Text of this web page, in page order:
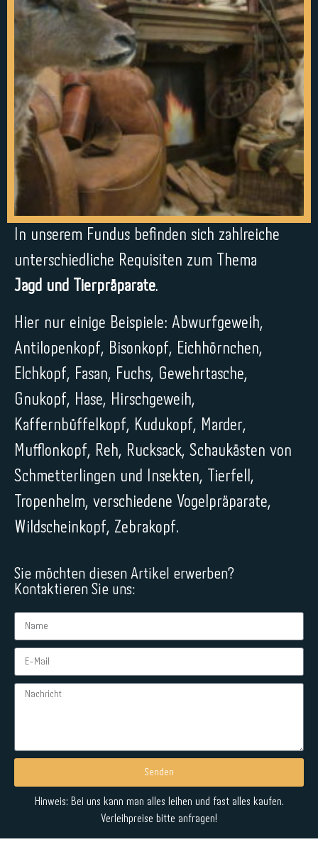
In unserem Fundus befinden sich zahlreiche
unterschiedliche Requisiten zum Thema
Jagd und Tierpräparate.
Hier nur einige Beispiele: Abwurfgeweih,
Antilopenkopf, Bisonkopf, Eichhörnchen,
Elchkopf, Fasan, Fuchs, Gewehrtasche,
Gnukopf, Hase, Hirschgeweih,
Kaffernbüffelkopf, Kudukopf, Marder,
Mufflonkopf, Reh, Rucksack, Schaukästen von
Schmetterlingen und Insekten, Tierfell,
Tropenhelm, verschiedene Vogelpräparate,
Wildscheinkopf, Zebrakopf.
Sie möchten diesen Artikel erwerben?
Kontaktieren Sie uns:
Senden
Alternative:
Hinweis: Bei uns kann man alles leihen und fast alles kaufen.
Verleihpreise bitte anfragen!